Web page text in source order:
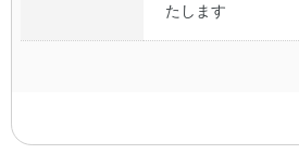
たします